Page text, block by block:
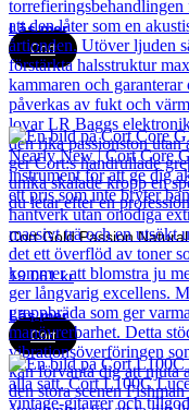
Läs mer
Cort
Cort Gold Passion Natural
19 061kr
Läs mer
Cort